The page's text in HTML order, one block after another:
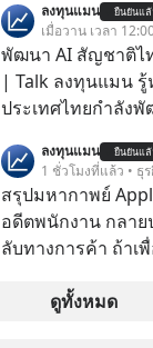
โปรโมชัน ลด 50%
ยอด 2 ล้านบาทขึ้น
ซื้อ
ลงทุนแมน ยืนยันแ
พัฒนา AI สัญชาติไ
| Talk ลงทุนแมน รู้
ประเทศไทยกำลัง
“ThaiLLM” เพื่อให้คนไทยมีโครงสร้าง
พื้นฐานด้าน AI ที่เ
บริบททางสังคมไท
คำถามคือ การลง
นำ ThaiLLM มาใช้
กับสังคมไทย ธุรกิจ
ลงทุนแมน ยืนยันแ
1 ชั่วโมงที่แล้ว • ธุ
สรุปมหากาพย์
อดีตพนักงาน กลาย
ลับทางการค้า ถ้าเ
เก่าที่เขาเคยทำไว้
ดูทั้งหมด